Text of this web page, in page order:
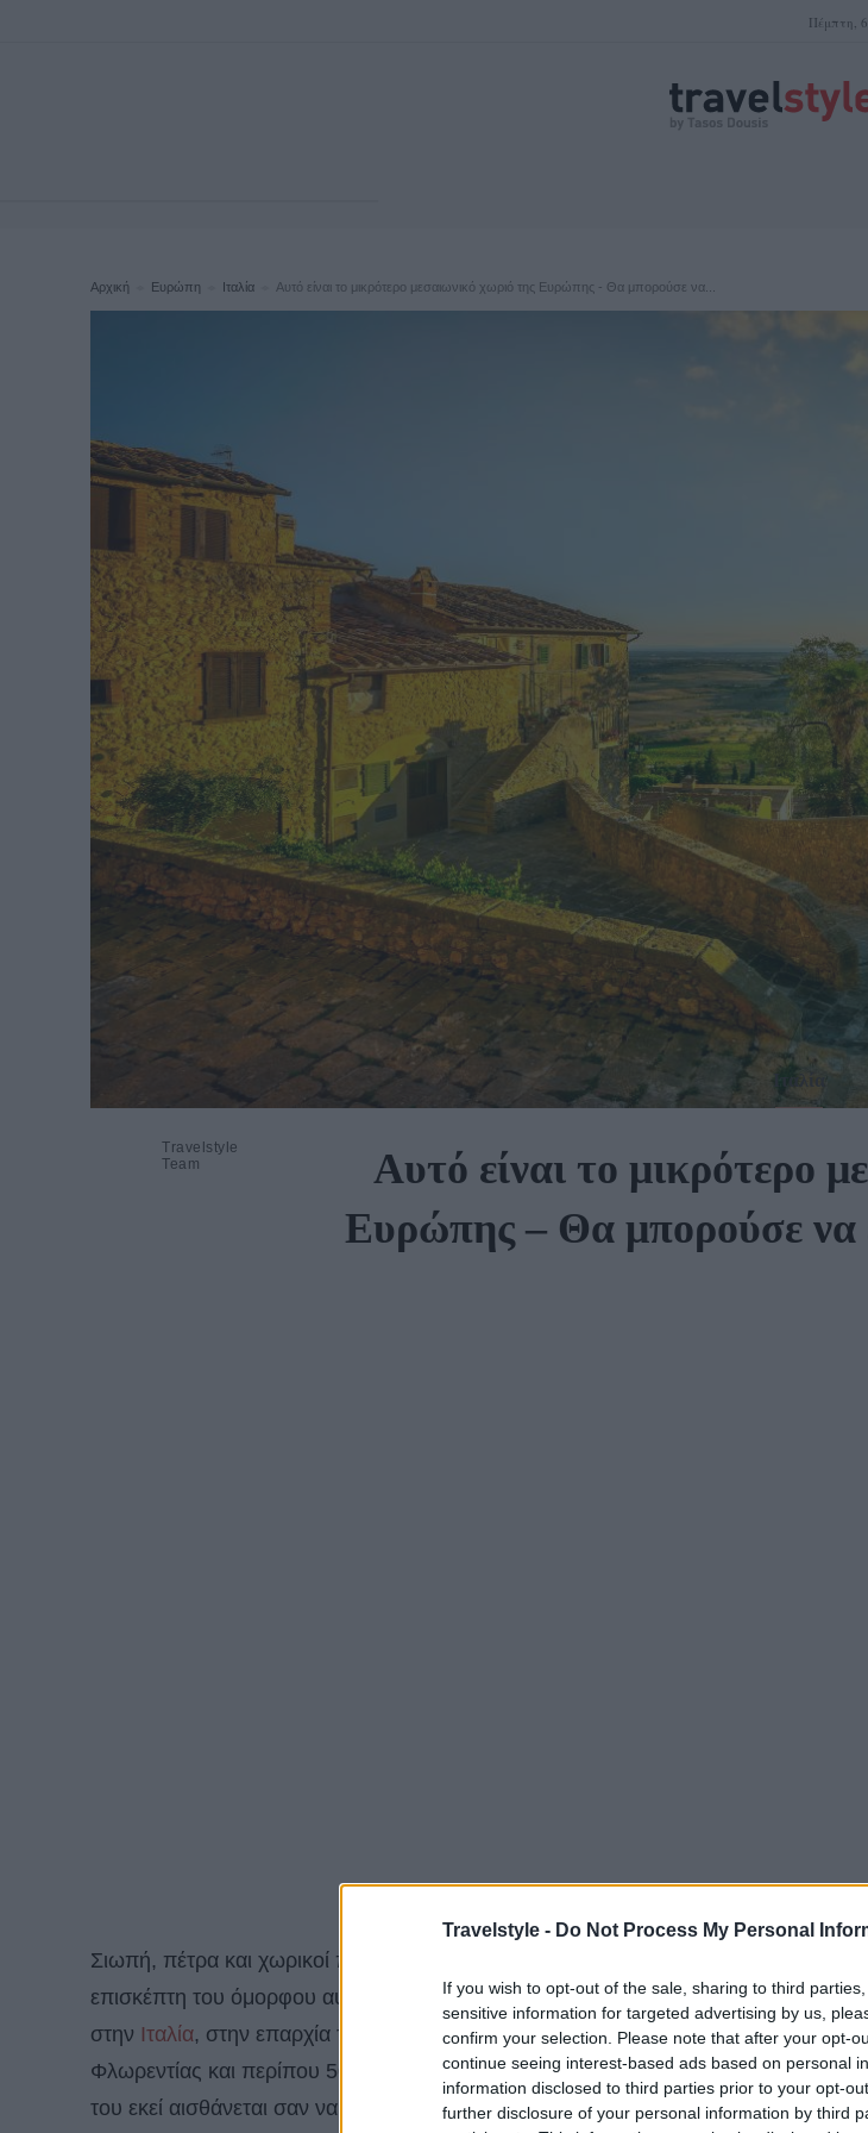
Travelstyle - Do Not Process My Personal
If you wish to opt-out of the sale, sharing to third
sensitive information for targeted advertising by us,
confirm your selection. Please note that after your opt-
continue seeing interest-based ads based on personal
information disclosed to third parties prior to your opt-
further disclosure of your personal information by third
Πέμπτη,
Αρχική Ευρώπη Ιταλία Αυτό είναι το μικρότερο μεσαιωνικό χωριό της Ευρώπης - Θα μπορούσε να...
Travelstyle
Team
Αυτό είναι το μικρότερο
Ευρώπης – Θα μπορούσε να
Σιωπή, πέτρα και χωρικοί που τριγυρνούν στα σοκάκια… αυτή είναι μια πρώτη
επισκέπτη του όμορφου αυτού μεσαιωνικού χωριού που είναι το μικρότερο της
στην Ιταλία, στην επαρχία της Πίζας στην τηςΤοσκάνη, περίπου 70 χιλιόμετρα
Φλωρεντίας και περίπου 50 χιλιόμετρα νοτιοανατολικά της Πίζας και με το που
του εκεί αισθάνεται σαν να έχει μεταφερθεί αυτομάτως στο Μεσαίωνα… Ο λόγος